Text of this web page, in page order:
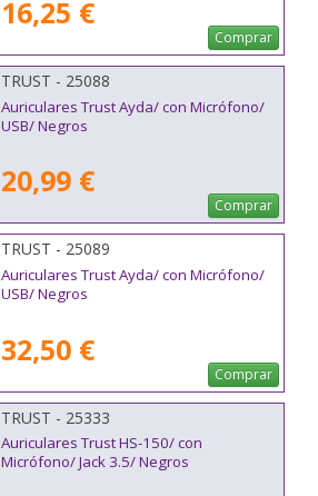
16,25 €
Comprar
TRUST - 25088
Auriculares Trust Ayda/ con Micrófono/
USB/ Negros
20,99 €
Comprar
TRUST - 25089
Auriculares Trust Ayda/ con Micrófono/
USB/ Negros
32,50 €
Comprar
TRUST - 25333
Auriculares Trust HS-150/ con
Micrófono/ Jack 3.5/ Negros